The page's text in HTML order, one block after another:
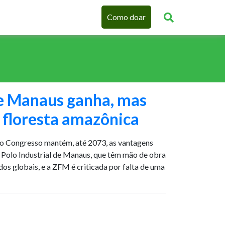
Como doar
Manaus ganha, mas
amazônica
mantém, até 2073, as vantagens
Industrial de Manaus, que têm mão de obra
globais, e a ZFM é criticada por falta de uma